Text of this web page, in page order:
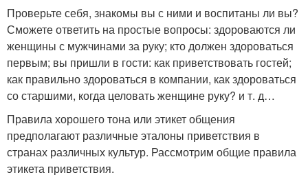
Проверьте себя, знакомы вы с ними и воспитаны ли вы?
Сможете ответить на простые вопросы: здороваются ли
женщины с мужчинами за руку; кто должен здороваться
первым; вы пришли в гости: как приветствовать гостей;
как правильно здороваться в компании, как здороваться
со старшими, когда целовать женщине руку? и т. д…
Правила хорошего тона или этикет общения
предполагают различные эталоны приветствия в
странах различных культур. Рассмотрим общие правила
этикета приветствия.